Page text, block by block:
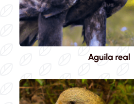
Aguila real